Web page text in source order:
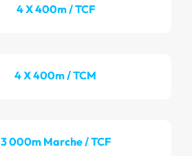
4 X 400m / TCF
4 X 400m / TCM
3 000m Marche / TCF